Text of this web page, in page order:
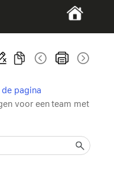
pagina
voor een team met